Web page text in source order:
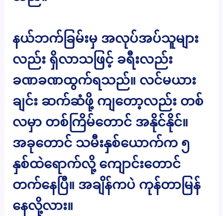
နယ်ဘက်ခြမ်းမှ အလုပ်အပ်သူများ
လည်း ရှိလာသဖြင့် ခရီးလည်း
ခဏခဏထွက်ရသည်။ လင်မယား
ချင်း ဆက်ဆံဖို့ ကျတော့လည်း တစ်
လမှာ တစ်ကြိမ်တောင် အနိုင်နိုင်။
အခုတောင် သမီးနှစ်ယောက်က ၅
နှစ်ထဲရောက်လို့ ကျောင်းတောင်
တက်နေပြီ။ အချိန်ကပဲ ကုန်တာမြန်
နေလို့လား။